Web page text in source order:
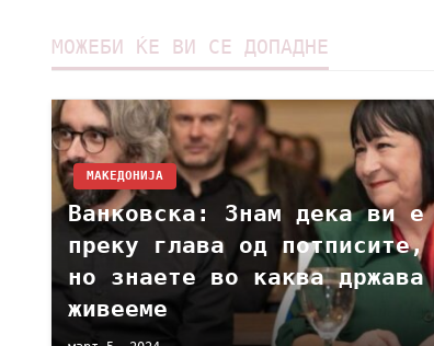
МОЖЕБИ ЌЕ ВИ СЕ ДОПАДНЕ
МАКЕДОНИЈА
Ванковска: Знам дека ви е
преку глава од потписите,
но знаете во каква држава
живееме